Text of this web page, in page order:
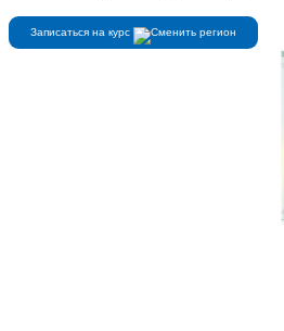
Записаться на курс